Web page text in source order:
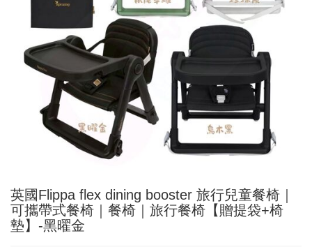
英國Flippa flex dining booster 旅行兒童餐椅｜
可攜帶式餐椅｜餐椅｜旅行餐椅【贈提袋+椅
墊】-黑曜金